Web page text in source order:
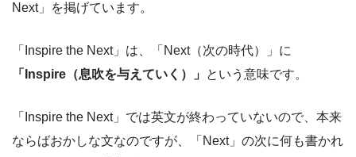
Next」を掲げています。
「Inspire the Next」は、「Next（次の時代）」に
「Inspire（息吹を与えていく）」 という意味です。
「Inspire the Next」では英文が終わっていないので、本来
ならばおかしな文なのですが、「Next」の次に何も書かれ